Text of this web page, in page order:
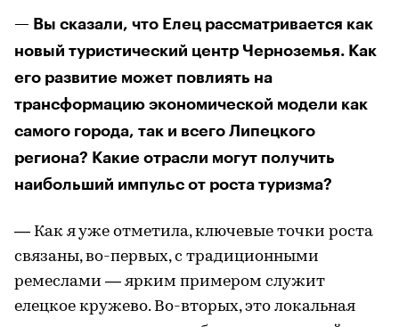
— Вы сказали, что Елец рассматривается как
новый туристический центр Черноземья. Как
его развитие может повлиять на
трансформацию экономической модели как
самого города, так и всего Липецкого
региона? Какие отрасли могут получить
наибольший импульс от роста туризма?
— Как я уже отметила, ключевые точки роста
связаны, во-первых, с традиционными
ремеслами — ярким примером служит
елецкое кружево. Во-вторых, это локальная